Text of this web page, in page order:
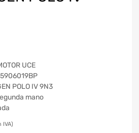
UCE
POLO IV 9N3
mano